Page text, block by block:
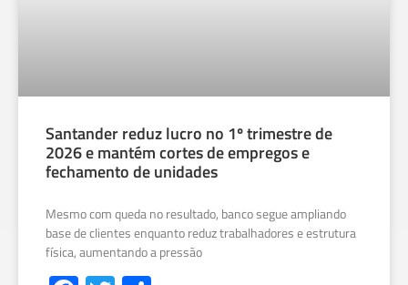
Santander reduz lucro no 1º trimestre de
2026 e mantém cortes de empregos e
fechamento de unidades
Mesmo com queda no resultado, banco segue ampliando
base de clientes enquanto reduz trabalhadores e estrutura
física, aumentando a pressão